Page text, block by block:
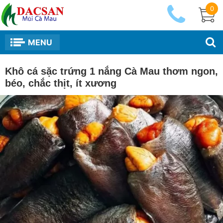
0
MENU
Khô cá sặc trứng 1 nắng Cà Mau thơm ngon,
béo, chắc thịt, ít xương